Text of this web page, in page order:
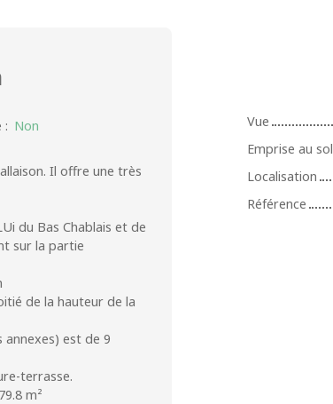
: Non
Il offre une très
du Bas Chablais et de
sur la partie
de la hauteur de la
est de 9
terrasse.
m²
Vue
Emprise au sol
Localisation
Référence